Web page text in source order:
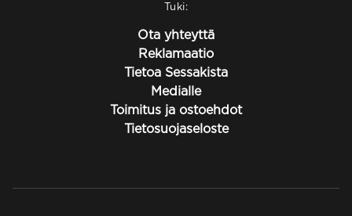
Tuki:
Ota yhteyttä
Reklamaatio
Tietoa Sessakista
Medialle
Toimitus ja ostoehdot
Tietosuojaseloste